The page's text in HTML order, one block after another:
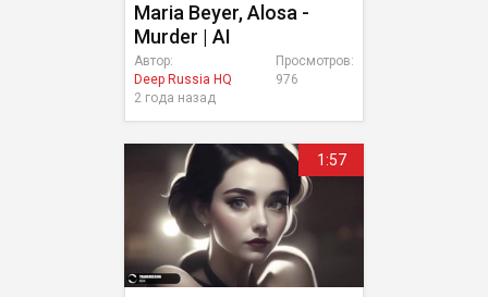
Maria Beyer, Alosa -
Murder | AI
Просмотров:
976
Автор:
Deep Russia HQ
2 года назад
1:57